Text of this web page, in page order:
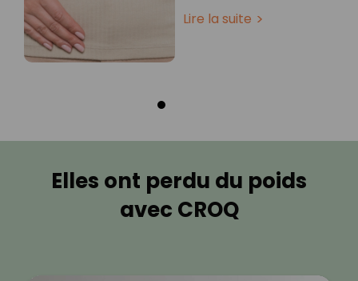
Lire la suite
Elles ont perdu du poids
avec CROQ